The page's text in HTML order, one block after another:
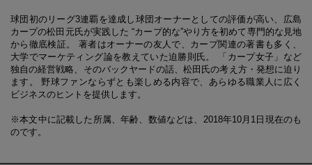
球団初のリーグ3連覇を達成し球団オーナーとしての評価が高い、広島
カープの松田元氏が実践した “カープ的な”やり方を初めて専門的な見地
から徹底検証。 著者はオーナーの友人で、カープ関連の著書も多く、
大学でマーケティング論を教えていた迫勝則氏。 「カープ女子」など
独自の経営戦略、そのバックヤードの話、松田氏の考え方・発想に迫り
ます。 野球ファンならずとも楽しめる内容で、あらゆる職業人に広く
ビジネスのヒントを提供します。
※本文中に記載した所属、年齢、数値などは、2018年10月1日現在のも
のです。